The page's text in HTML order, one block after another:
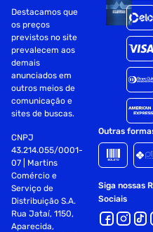
Destacamos que
os preços
previstos no site
prevalecem aos
demais
anunciados em
outros meios de
comunicação e
sites de buscas.
CNPJ
43.214.055/0001-
07 | Martins
Comércio e
Serviço de
Distribuição S.A.
Rua Jataí, 1150,
Aparecida,
Outras
Siga nossas
Sociais